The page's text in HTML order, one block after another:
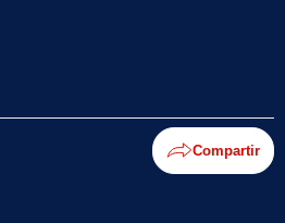
Compartir